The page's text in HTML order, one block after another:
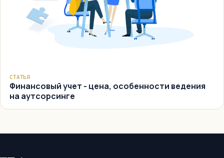
СТАТЬЯ
Финансовый учет - цена, особенности ведения
на аутсорсинге